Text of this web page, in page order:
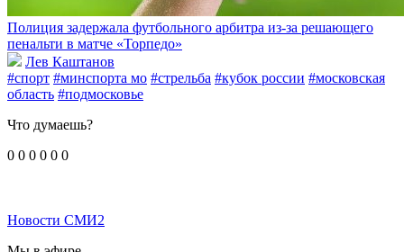
Полиция задержала футбольного арбитра из-за решающего
пенальти в матче «Торпедо»
Лев Каштанов
#спорт #минспорта мо #стрельба #кубок россии #московская
область #подмосковье
Что думаешь?
0 0 0 0 0 0
Новости СМИ2